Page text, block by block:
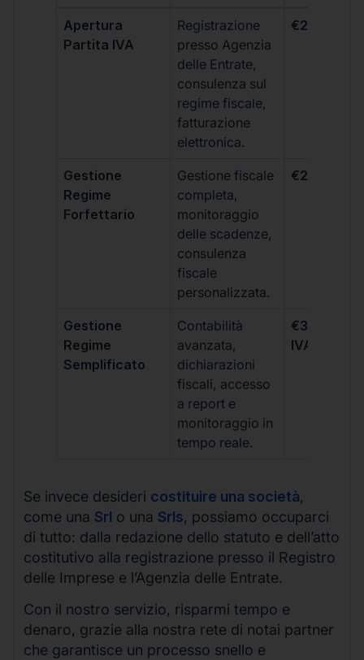
Apertura
Partita IVA
Registrazione
presso Agenzia
delle Entrate,
consulenza sul
regime fiscale,
fatturazione
elettronica.
€264 +
Gestione
Regime
Forfettario
Gestione fiscale
completa,
monitoraggio
delle scadenze,
consulenza
fiscale
personalizzata.
€264 +
Gestione
Regime
Semplificato
Contabilità
avanzata,
dichiarazioni
fiscali, accesso
a report e
monitoraggio in
tempo reale.
€333 +
IVA/
Se invece desideri costituire una società,
come una Srl o una Srls, possiamo occuparci
di tutto: dalla redazione dello statuto e dell’atto
costitutivo alla registrazione presso il Registro
delle Imprese e l’Agenzia delle Entrate.
Con il nostro servizio, risparmi tempo e
denaro, grazie alla nostra rete di notai partner
che garantisce un processo snello e